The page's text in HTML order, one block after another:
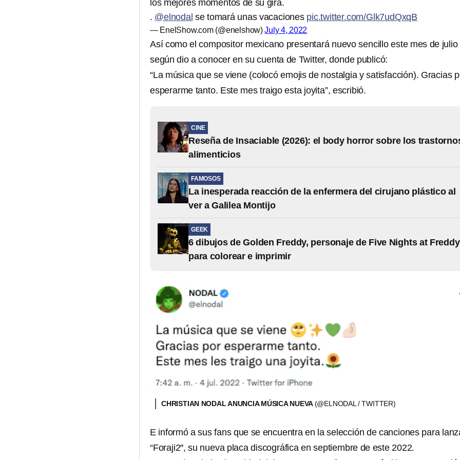
los mejores momentos de su gira.
. @elnodal se tomará unas vacaciones pic.twitter.com/Glk7udQxqB
— EnelShow.com (@enelshow)July 4, 2022
Así como el compositor mexicano presentará nuevo sencillo este mes de julio
según dio a conocer en su cuenta de Twitter, donde publicó:
“La música que se viene (colocó emojis de nostalgia y satisfacción). Gracias
esperarme tanto. Este mes traigo esta joyita”, escribió.
CINE
Reseña de Insaciable (2026): el body horror sobre los
alimenticios
FAMOSOS
La inesperada reacción de la enfermera del cirujano plástico al
ver a Galilea Montijo
GEEK
6 dibujos de Golden Freddy, personaje de Five Nights at
para colorear e imprimir
CHRISTIAN NODAL ANUNCIA MÚSICA NUEVA(@ELNODAL / TWITTER)
E informó a sus fans que se encuentra en la selección de canciones para
“Foraji2″, su nueva placa discográfica en septiembre de este 2022.